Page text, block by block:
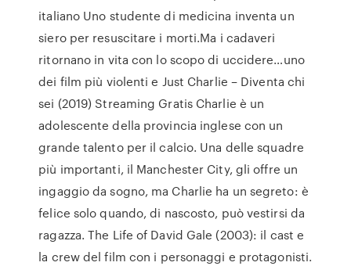
italiano Uno studente di medicina inventa un
siero per resuscitare i morti.Ma i cadaveri
ritornano in vita con lo scopo di uccidere…uno
dei film più violenti e Just Charlie – Diventa chi
sei (2019) Streaming Gratis Charlie è un
adolescente della provincia inglese con un
grande talento per il calcio. Una delle squadre
più importanti, il Manchester City, gli offre un
ingaggio da sogno, ma Charlie ha un segreto: è
felice solo quando, di nascosto, può vestirsi da
ragazza. The Life of David Gale (2003): il cast e
la crew del film con i personaggi e protagonisti.